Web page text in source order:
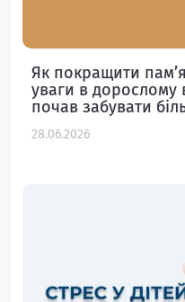
Як покращити
уваги в дорослому
почав забувати
28.06.2026